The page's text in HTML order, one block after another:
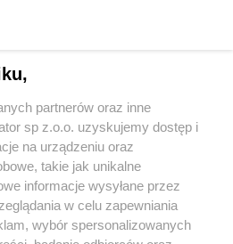
5 / 0
partnerów oraz inne
sp z.o.o. uzyskujemy dostęp i
na urządzeniu oraz
takie jak unikalne
informacje wysyłane przez
w celu zapewniania
wybór spersonalizowanych